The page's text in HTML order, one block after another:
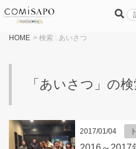
HOME > 検索 : あいさつ
「あいさつ」の
2017/01/04